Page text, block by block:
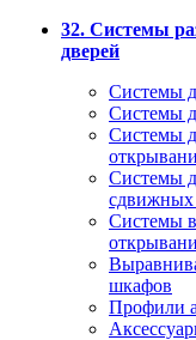
32. Системы
дверей
Системы
Системы
Системы
Системы
сдвижных
Системы
шкафов
Профили